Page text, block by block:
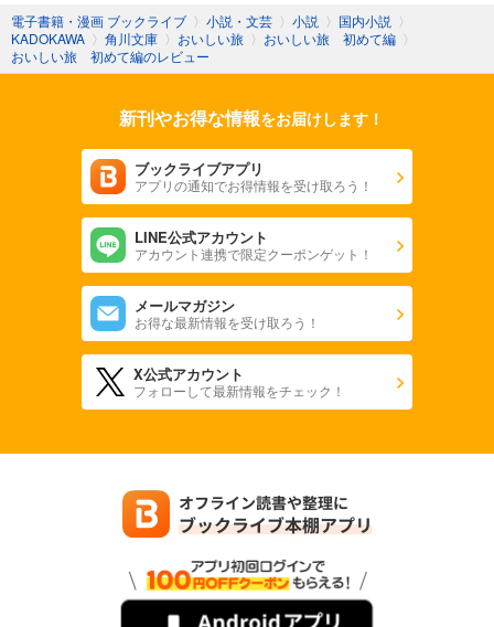
自分は海外旅行も仕事も海外とは縁遠いが、本当、生活が一変
した人たちの心境は。。
松山空港の二階。空間気になる。
熊本空港、鹿児島空港、高知空港。地方空港もゆっくり回れて
良かった。
心配性で早めに空港に着いてしまうわけなので
空港のお店を目的にした旅もいいかもしれない。
電子書籍・漫画 ブックライブ 〉 小説・文芸 〉 小説 〉 国内小説 〉
KADOKAWA 〉 角川文庫 〉 おいしい旅 〉 おいしい旅 初めて編 〉
おいしい旅 初めて編のレビュー
新刊やお得な情報をお届けします！
ブックライブアプリ
アプリの通知でお得情報を受け取ろう！
LINE公式アカウント
アカウント連携で限定クーポンゲット！
メールマガジン
お得な最新情報を受け取ろう！
X公式アカウント
フォローして最新情報をチェック！